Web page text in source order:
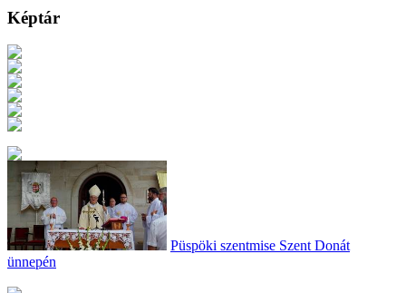
Képtár
Püspöki szentmise Szent Donát
ünnepén